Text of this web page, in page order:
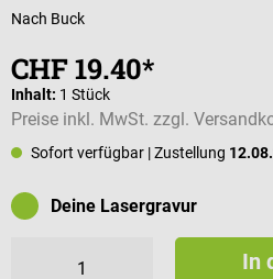
Nach Buck
CHF 19.40*
Inhalt: 1 Stück
Preise inkl. MwSt. zzgl.
Sofort verfügbar | Zustellung
Deine Lasergravur
In